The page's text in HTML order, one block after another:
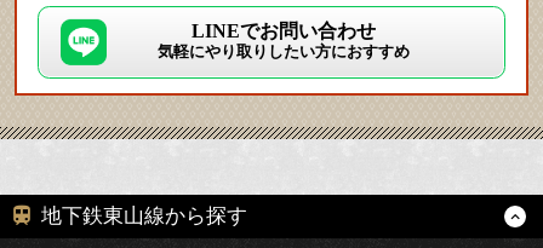
LINEでお問い合わせ
気軽にやり取りしたい方におすすめ
地下鉄東山線から探す